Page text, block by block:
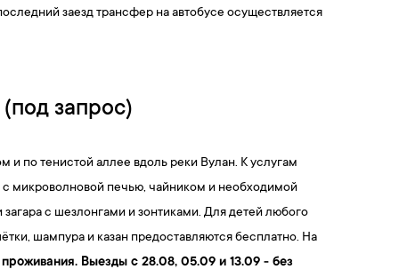
заезд трансфер на автобусе осуществляется
запрос)
и по тенистой аллее вдоль реки Вулан. К услугам
микроволновой печью, чайником и необходимой
с шезлонгами и зонтиками. Для детей любого
шампура и казан предоставляются бесплатно. На
Выезды с 28.08, 05.09 и 13.09 - без